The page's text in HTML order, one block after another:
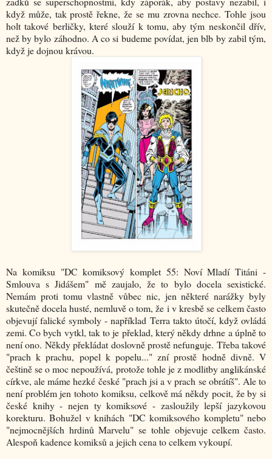
když může, tak prostě řekne, že se mu zrovna nechce. Tohle jsou
holt takové berličky, které slouží k tomu, aby tým neskončil dřív,
než by bylo záhodno. A co si budeme povídat, jen blb by zabil tým,
když je dojnou krávou.
Na komiksu "DC komiksový komplet 55: Noví Mladí Titáni -
Smlouva s Jidášem" mě zaujalo, že to bylo docela sexistické.
Nemám proti tomu vlastně vůbec nic, jen některé narážky byly
skutečně docela husté, nemluvě o tom, že i v kresbě se celkem často
objevují falické symboly - například Terra takto útočí, když ovládá
zemi. Co bych vytkl, tak to je překlad, který někdy drhne a úplně to
není ono. Někdy překládat doslovně prostě nefunguje. Třeba takové
"prach k prachu, popel k popelu..." zní prostě hodně divně. V
češtině se o moc nepoužívá, protože tohle je z modlitby anglikánské
církve, ale máme hezké české "prach jsi a v prach se obrátíš". Ale to
není problém jen tohoto komiksu, celkově má někdy pocit, že by si
české knihy - nejen ty komiksové - zasloužily lepší jazykovou
korekturu. Bohužel v knihách "DC komiksového kompletu" nebo
"nejmocnějších hrdinů Marvelu" se tohle objevuje celkem často.
Alespoň kadence komiksů a jejich cena to celkem vykoupí.